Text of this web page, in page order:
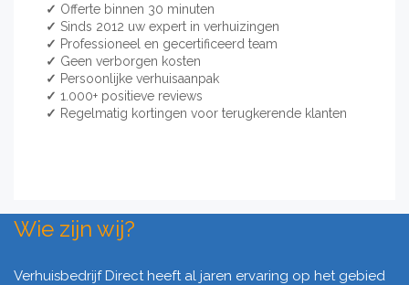
✓ Offerte binnen 30 minuten
✓ Sinds 2012 uw expert in verhuizingen
✓ Professioneel en gecertificeerd team
✓ Geen verborgen kosten
✓ Persoonlijke verhuisaanpak
✓ 1.000+ positieve reviews
✓ Regelmatig kortingen voor terugkerende klanten
Wie zijn wij?
Verhuisbedrijf Direct heeft al jaren ervaring op het gebied